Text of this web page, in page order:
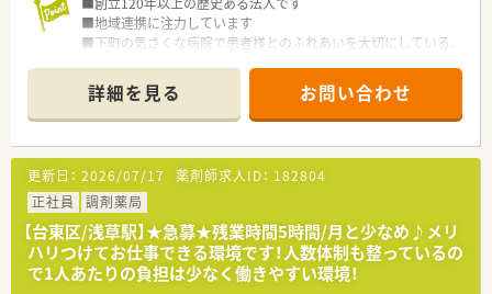
■地域連携に注力しています
■下町の気さくな病院で患者様とのふれあいを大切にしている、
詳細を見る お問い合わせ
更新日： 2026/07/17 薬剤師求人ID： 182804
正社員
調剤薬局
【台東区/浅草駅】★急募★残業時間5時間/月と少なめ♪メリ
ハリつけてお仕事できる環境です！人数体制も整っているの
で1人あたりの負担は少なく働きやすい環境！